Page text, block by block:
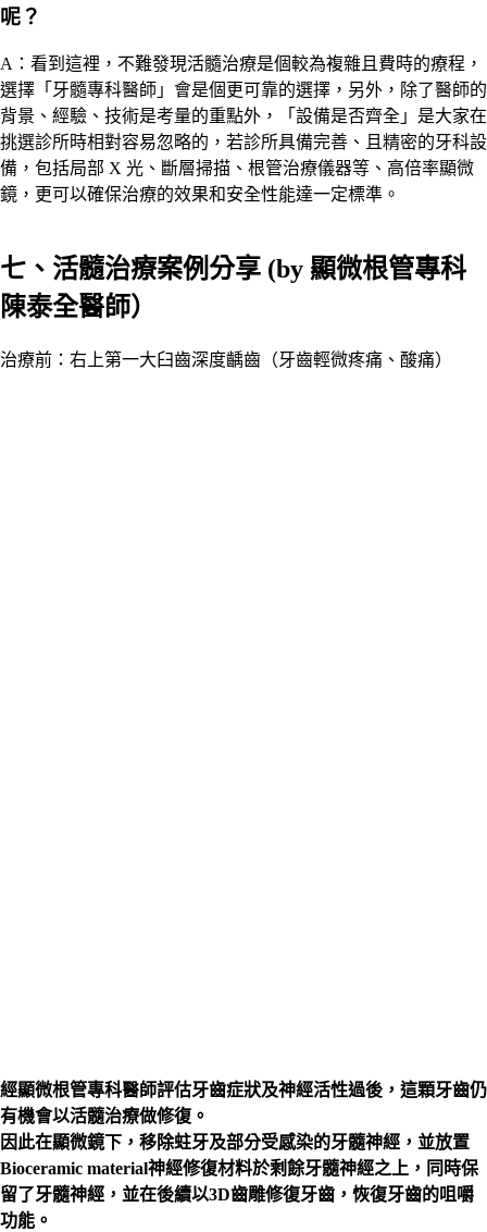
呢？
A：看到這裡，不難發現活髓治療是個較為複雜且費時的療程，
選擇「牙髓專科醫師」會是個更可靠的選擇，另外，除了醫師的
背景、經驗、技術是考量的重點外，「設備是否齊全」是大家在
挑選診所時相對容易忽略的，若診所具備完善、且精密的牙科設
備，包括局部 X 光、斷層掃描、根管治療儀器等、高倍率顯微
鏡，更可以確保治療的效果和安全性能達一定標準。
七、活髓治療案例分享 (by 顯微根管專科
陳泰全醫師）
治療前：右上第一大臼齒深度齲齒（牙齒輕微疼痛、酸痛）
經顯微根管專科醫師評估牙齒症狀及神經活性過後，這顆牙齒仍
有機會以活髓治療做修復。
因此在顯微鏡下，移除蛀牙及部分受感染的牙髓神經，並放置
Bioceramic material神經修復材料於剩餘牙髓神經之上，同時保
留了牙髓神經，並在後續以3D齒雕修復牙齒，恢復牙齒的咀嚼
功能。